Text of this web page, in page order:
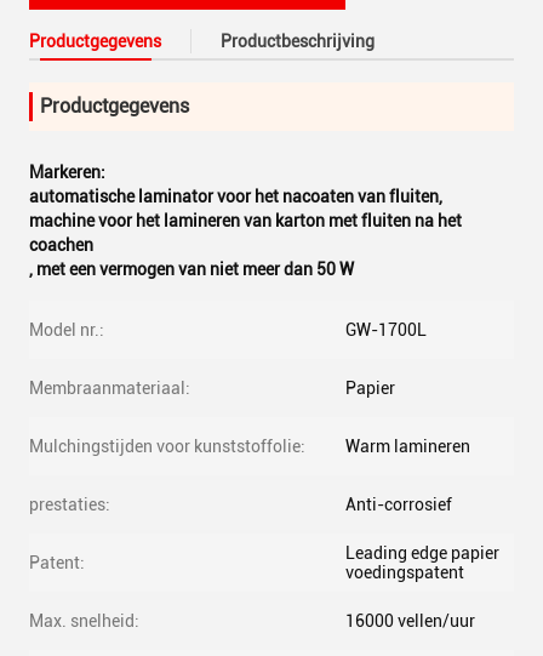
Productgegevens Productbeschrijving
Productgegevens
Markeren:
automatische laminator voor het nacoaten van fluiten,
machine voor het lamineren van karton met fluiten na het
coachen
, met een vermogen van niet meer dan 50 W
Model nr.: GW-1700L
Membraanmateriaal: Papier
Mulchingstijden voor kunststoffolie: Warm lamineren
prestaties: Anti-corrosief
Patent:
Leading edge papier
voedingspatent
Max. snelheid: 16000 vellen/uur